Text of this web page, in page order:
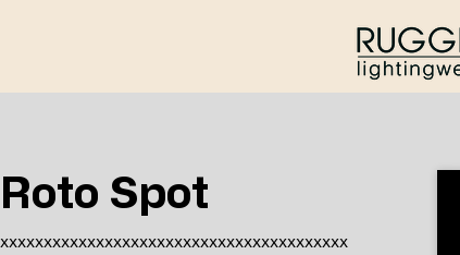
Roto Spot
xxxxxxxxxxxxxxxxxxxxxxxxxxxxxxxxxxxxxxxx